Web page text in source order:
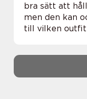
bra sätt att
men den kan
till vilken outfit